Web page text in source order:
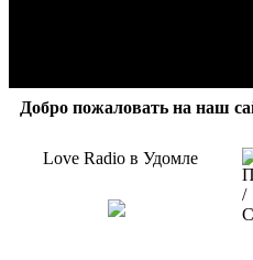
Добро пожаловать на наш
Love Radio в Удомле